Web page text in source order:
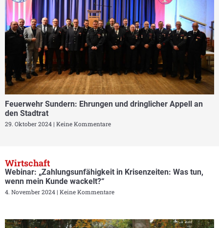
Feuerwehr Sundern: Ehrungen und dringlicher Appell an
den Stadtrat
29. Oktober 2024 Keine Kommentare
Wirtschaft
Webinar: „Zahlungsunfähigkeit in Krisenzeiten: Was tun,
wenn mein Kunde wackelt?“
4. November 2024 Keine Kommentare